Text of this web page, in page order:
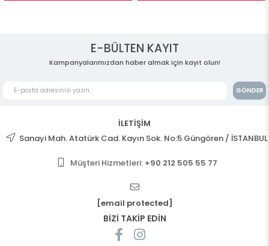
E-BÜLTEN KAYIT
Kampanyalarımızdan haber almak için kayıt olun!
GÖNDER
İLETİŞİM
Sanayi Mah. Atatürk Cad. Kayın Sok. No:5 Güngören / İSTANBUL
Müşteri Hizmetleri: +90 212 505 55 77
[email protected]
BİZİ TAKİP EDİN